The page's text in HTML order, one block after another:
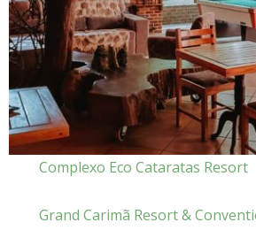
Complexo Eco Cataratas Resort
Grand Carimã Resort &